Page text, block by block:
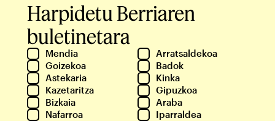
Harpidetu Berriaren
buletinetara
Mendia
Arratsaldekoa
Goizekoa
Badok
Astekaria
Kinka
Kazetaritza
Gipuzkoa
Bizkaia
Araba
Nafarroa
Iparraldea